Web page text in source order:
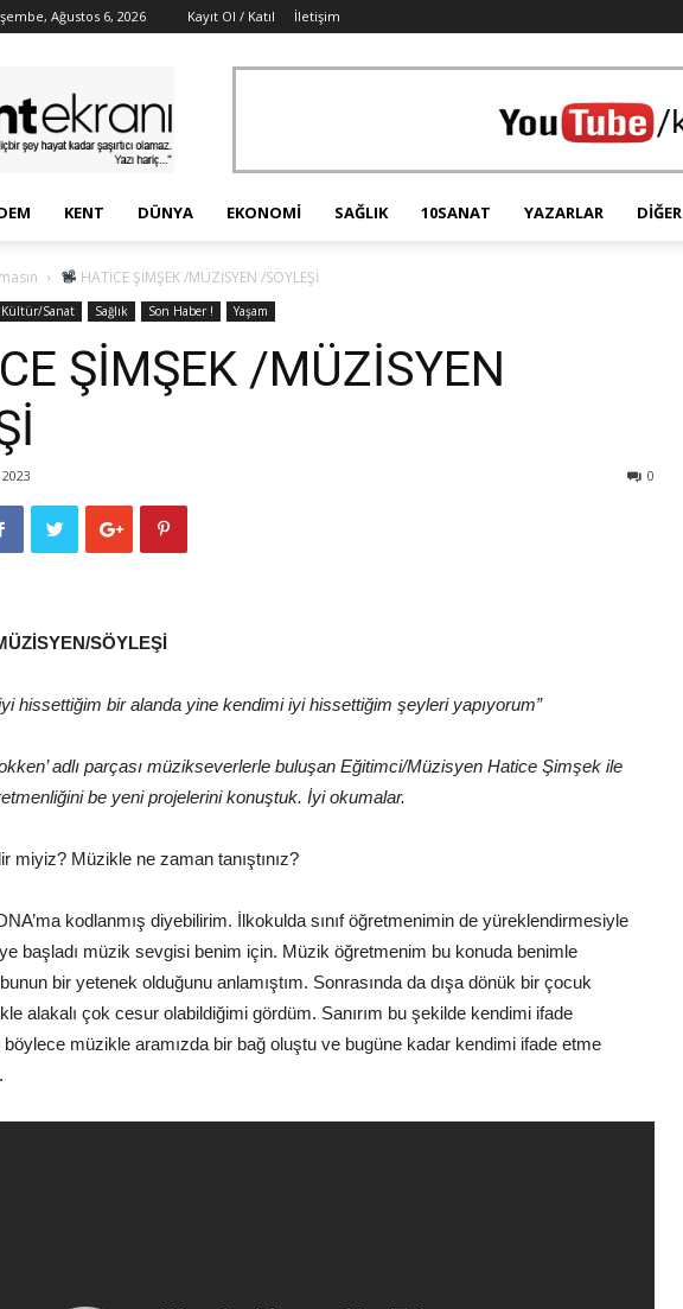
Ağustos 6, 2026 Kayıt Ol / Katıl İletişim
Ekranı
KENT DÜNYA EKONOMI SAĞLIK 10SANAT YAZARLAR DIĞER
HATİCE ŞİMŞEK /MÜZİSYEN /SÖYLEŞİ
Kültür/Sanat Sağlık Son Haber ! Yaşam
ŞİMŞEK /MÜZİSYEN
0
SÖYLEŞİ
hissettiğim bir alanda yine kendimi iyi hissettiğim şeyleri yapıyorum”
adlı parçası müzikseverlerle buluşan Eğitimci/Müzisyen Hatice Şimşek ile
be yeni projelerini konuştuk. İyi okumalar.
miyiz? Müzikle ne zaman tanıştınız?
kodlanmış diyebilirim. İlkokulda sınıf öğretmenimin de yüreklendirmesiyle
başladı müzik sevgisi benim için. Müzik öğretmenim bu konuda benimle
bir yetenek olduğunu anlamıştım. Sonrasında da dışa dönük bir çocuk
alakalı çok cesur olabildiğimi gördüm. Sanırım bu şekilde kendimi ifade
müzikle aramızda bir bağ oluştu ve bugüne kadar kendimi ifade etme